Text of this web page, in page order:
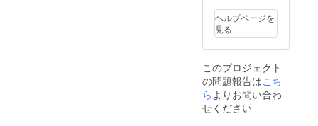
ヘルプページを
見る
このプロジェクト
の問題報告はこち
ら よりお問い合わ
せください